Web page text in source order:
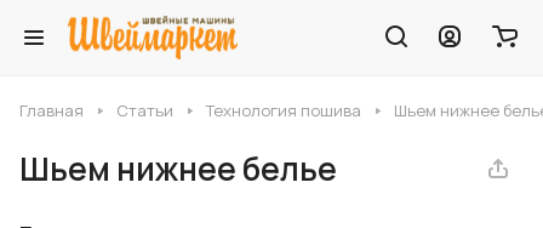
Главная Статьи Технология пошива Шьем нижнее
Шьем нижнее белье